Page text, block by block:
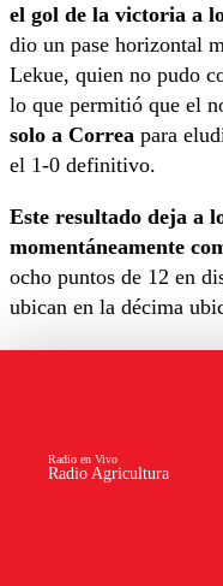
el gol de la victoria a
dio un pase horizontal
Lekue, quien no pudo
lo que permitió que el
solo a Correa para
el 1-0 definitivo.
Este resultado deja a
momentáneamente
ocho puntos de 12 en
ubican en la décima
Lo próximo para el
VICTORIA EN
pic.twitter.com/
Radio Agricultura
Radio en Vivo